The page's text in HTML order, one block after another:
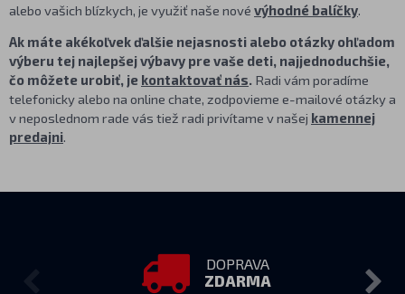
alebo vašich blízkych, je využiť naše nové výhodné balíčky.
Ak máte akékoľvek ďalšie nejasnosti alebo otázky ohľadom
výberu tej najlepšej výbavy pre vaše deti, najjednoduchšie,
čo môžete urobiť, je kontaktovať nás. Radi vám poradíme
telefonicky alebo na online chate, zodpovieme e-mailové otázky a
v neposlednom rade vás tiež radi privítame v našej kamennej
predajni.
DOPRAVA
ZDARMA